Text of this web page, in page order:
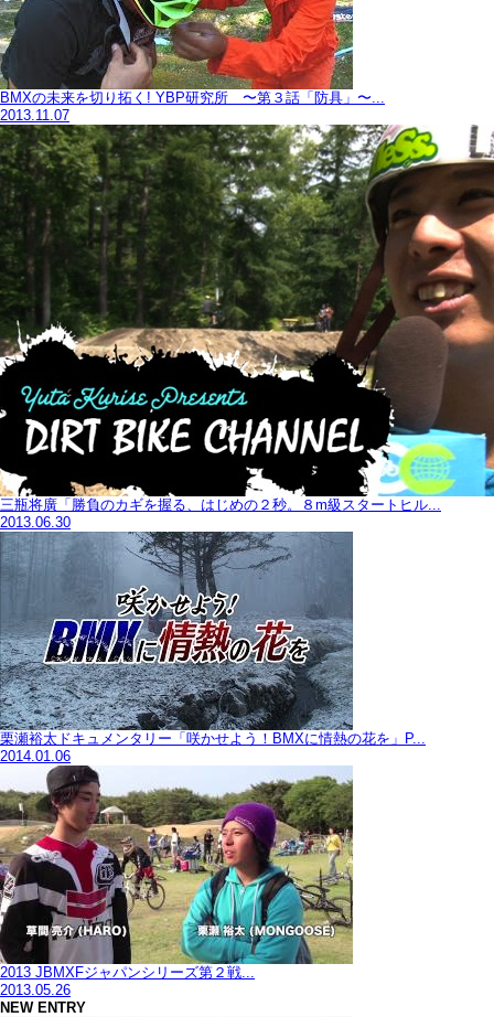
BMXの未来を切り拓く! YBP研究所 〜第３話「防具」〜...
2013.11.07
三瓶将廣「勝負のカギを握る、はじめの２秒。８m級スタートヒル...
2013.06.30
栗瀬裕太ドキュメンタリー「咲かせよう！BMXに情熱の花を」P...
2014.01.06
2013 JBMXFジャパンシリーズ第２戦...
2013.05.26
NEW ENTRY